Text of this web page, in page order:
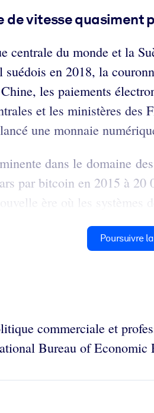
de vitesse quasiment
centrale du monde et la
en 2018, la
les paiements
et les ministères des
une monnaie
dans le domaine
par bitcoin en 2015 à
ère où les systèmes
Poursuivre
commerciale et
Bureau of Economic